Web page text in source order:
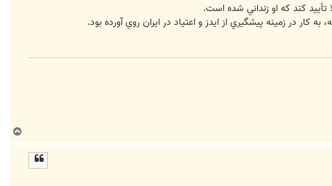
كند كه او زنداني شده است.
در زمينه پيشگيري از ايدز و اعتياد در ايران روي آورده بود.
ا